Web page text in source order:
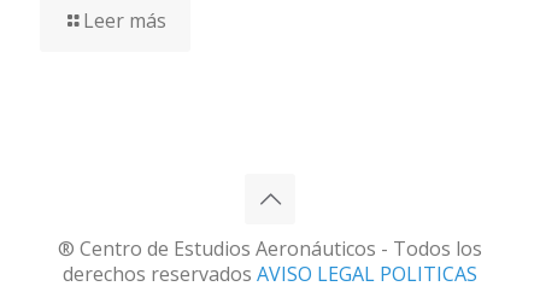
Leer más
® Centro de Estudios Aeronáuticos - Todos los
derechos reservados AVISO LEGAL POLITICAS